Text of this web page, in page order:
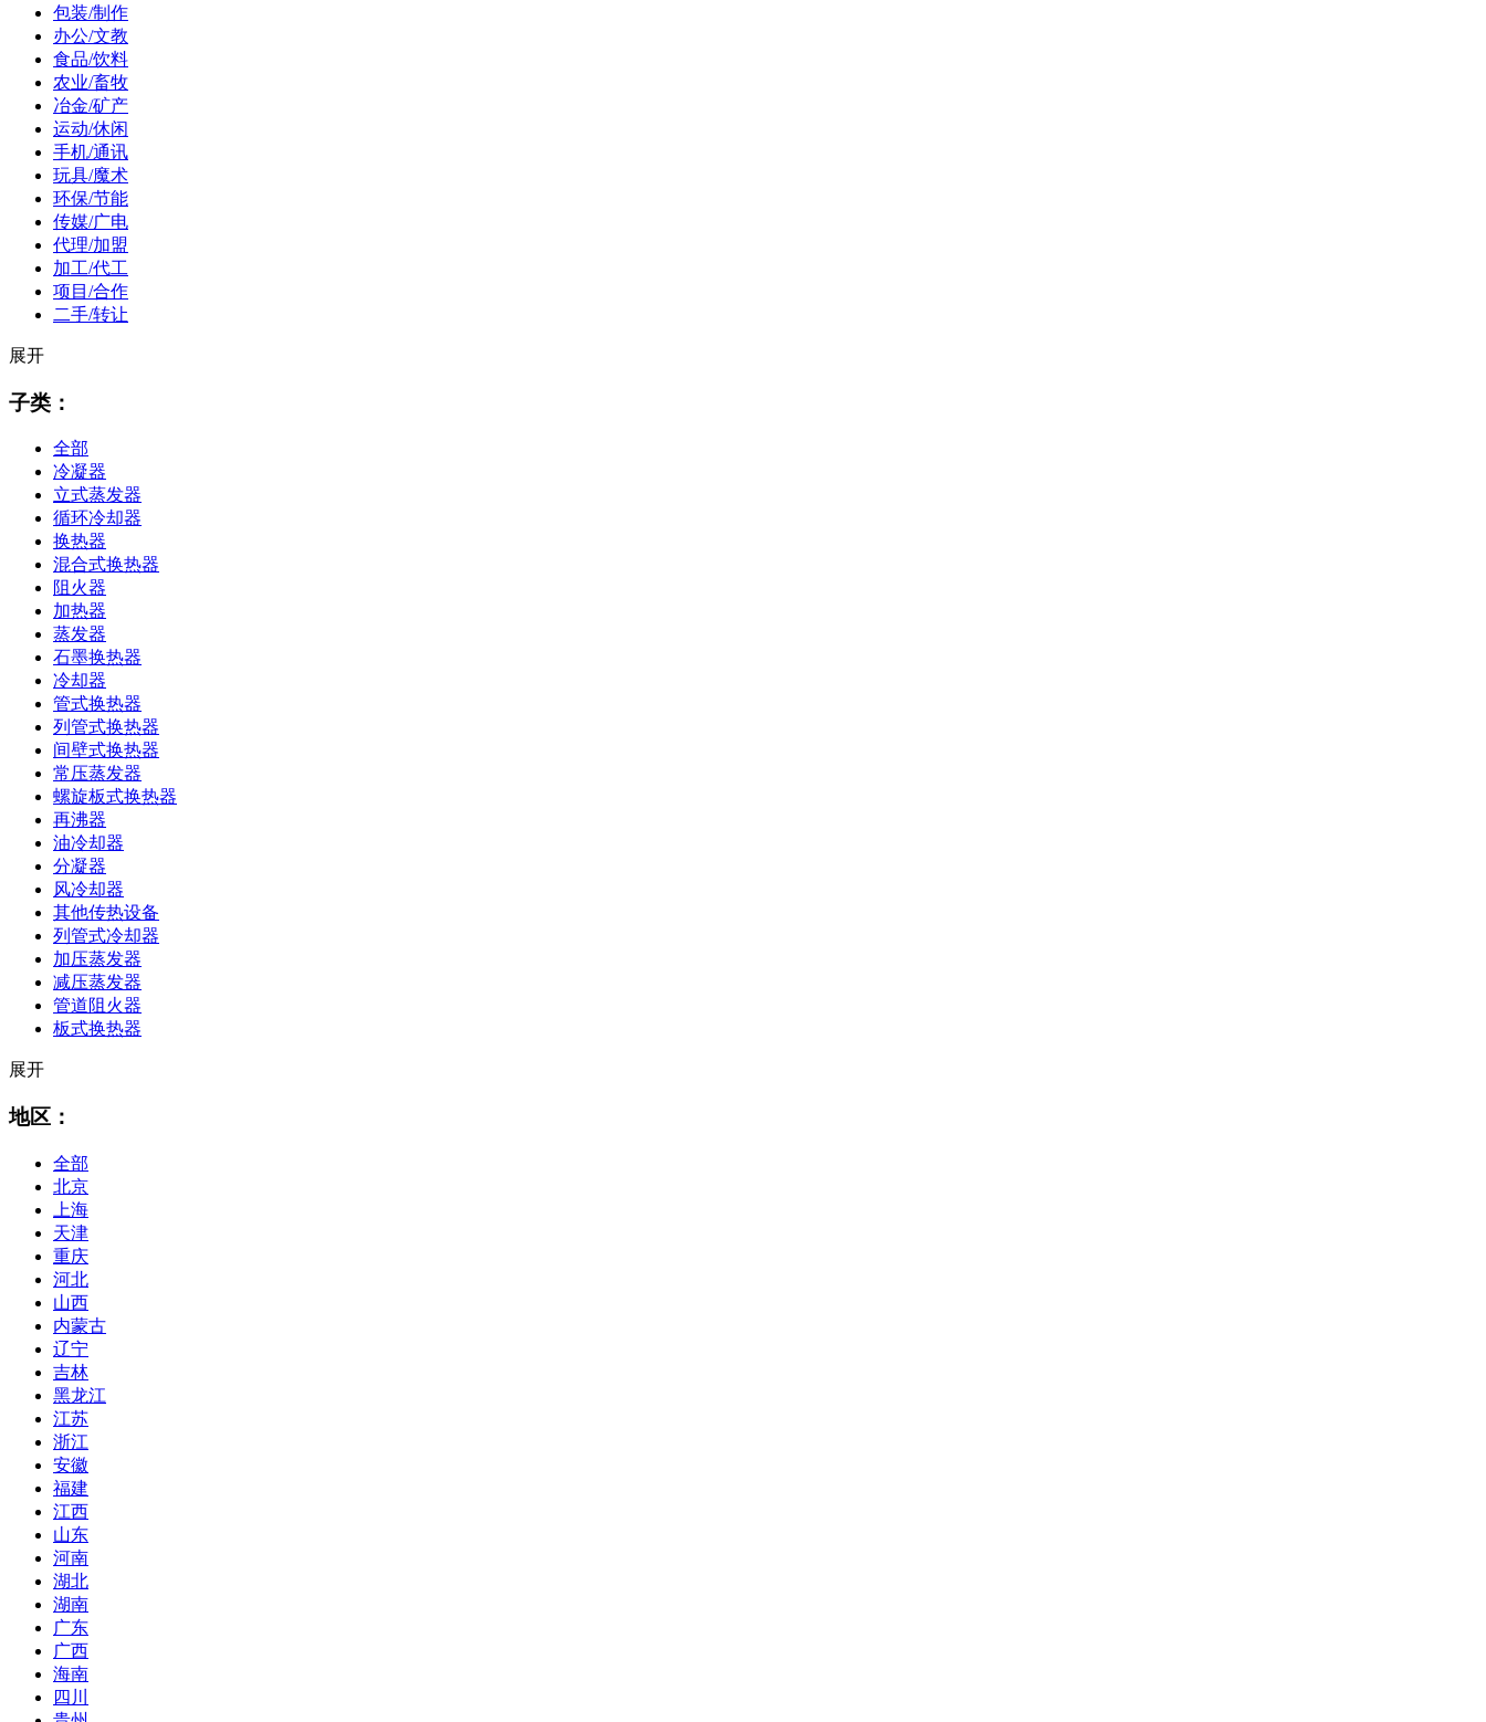
包装/制作
办公/文教
食品/饮料
农业/畜牧
冶金/矿产
运动/休闲
手机/通讯
玩具/魔术
环保/节能
传媒/广电
代理/加盟
加工/代工
项目/合作
二手/转让
展开
子类：
全部
冷凝器
立式蒸发器
循环冷却器
换热器
混合式换热器
阻火器
加热器
蒸发器
石墨换热器
冷却器
管式换热器
列管式换热器
间壁式换热器
常压蒸发器
螺旋板式换热器
再沸器
油冷却器
分凝器
风冷却器
其他传热设备
列管式冷却器
加压蒸发器
减压蒸发器
管道阻火器
板式换热器
展开
地区：
全部
北京
上海
天津
重庆
河北
山西
内蒙古
辽宁
吉林
黑龙江
江苏
浙江
安徽
福建
江西
山东
河南
湖北
湖南
广东
广西
海南
四川